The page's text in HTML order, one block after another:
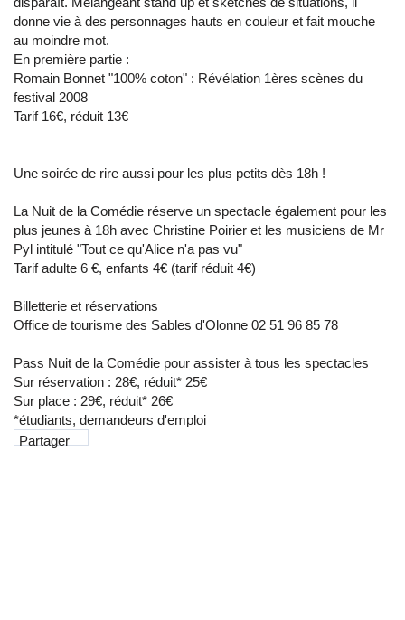
donne vie à des personnages hauts en couleur et fait mouche
au moindre mot.
En première partie :
Romain Bonnet "100% coton" : Révélation 1ères scènes du
festival 2008
Tarif 16€, réduit 13€
Une soirée de rire aussi pour les plus petits dès 18h !
La Nuit de la Comédie réserve un spectacle également pour les
plus jeunes à 18h avec Christine Poirier et les musiciens de Mr
Pyl intitulé "Tout ce qu'Alice n'a pas vu"
Tarif adulte 6 €, enfants 4€ (tarif réduit 4€)
Billetterie et réservations
Office de tourisme des Sables d'Olonne 02 51 96 85 78
Pass Nuit de la Comédie pour assister à tous les spectacles
Sur réservation : 28€, réduit* 25€
Sur place : 29€, réduit* 26€
*étudiants, demandeurs d'emploi
Partager